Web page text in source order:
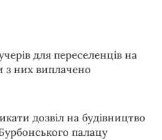
для переселенців на
з них виплачено
дозвіл на будівництво
палацу